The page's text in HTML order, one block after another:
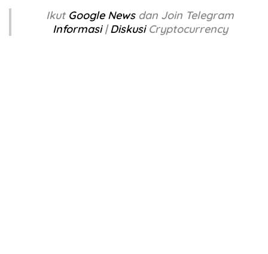
Ikut Google News dan Join Telegram
Informasi|DiskusiCryptocurrency